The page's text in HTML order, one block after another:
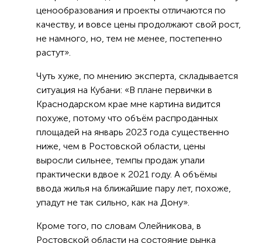
ценообразования и проекты отличаются по
качеству, и вовсе цены продолжают свой рост,
не намного, но, тем не менее, постепенно
растут».
Чуть хуже, по мнению эксперта, складывается
ситуация на Кубани: «В плане первички в
Краснодарском крае мне картина видится
похуже, потому что объём распроданных
площадей на январь 2023 года существенно
ниже, чем в Ростовской области, цены
выросли сильнее, темпы продаж упали
практически вдвое к 2021 году. А объёмы
ввода жилья на ближайшие пару лет, похоже,
упадут не так сильно, как на Дону».
Кроме того, по словам Олейникова, в
Ростовской области на состояние рынка